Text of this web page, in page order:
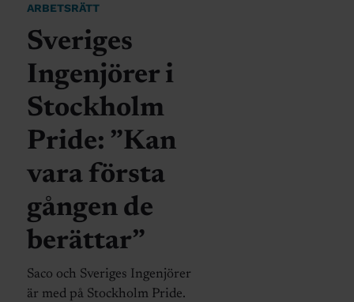
ARBETSRÄTT
Sveriges
Ingenjörer i
Stockholm
Pride: ”Kan
vara första
gången de
berättar”
Saco och Sveriges Ingenjörer
är med på Stockholm Pride.